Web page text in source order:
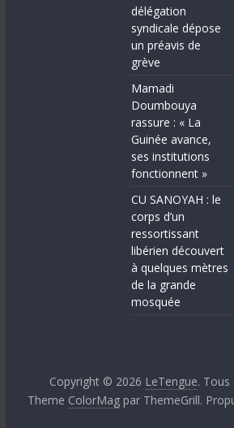
délégation
syndicale dépose
un préavis de
grève
Mamadi
Doumbouya
rassure : « La
Guinée avance,
ses institutions
fonctionnent »
CU SANOYAH : le
corps d’un
ressortissant
libérien découvert
à quelques mètres
de la grande
mosquée
Copyright © 2026 LeTengue. Tous
Theme ColorMagpar ThemeGrill.